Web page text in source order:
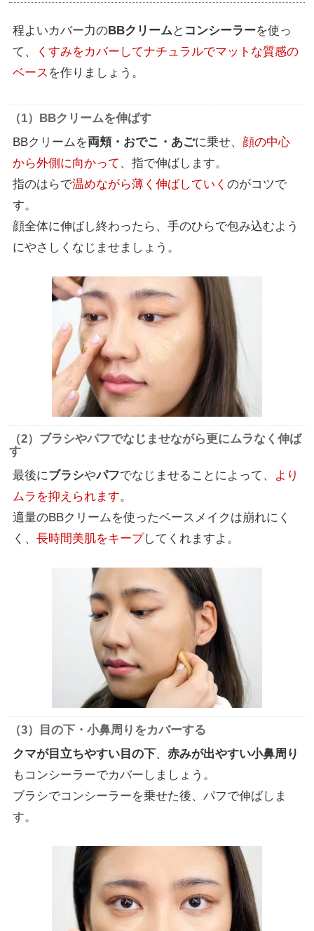
程よいカバー力のBBクリームと コンシーラーを使っ
て、
くすみをカバーしてナチュラルでマットな質感の
ベース を作りましょう。
（1）BBクリームを伸ばす
BBクリームを両頬・おでこ・あごに乗せ、 顔の中心
から外側に向かって 、指で伸ばします。
指のはらで温めながら薄く伸ばしていくのがコツで
す。
顔全体に伸ばし終わったら、手のひらで包み込むよう
にやさしくなじませましょう。
（2）ブラシやパフでなじませながら更にムラなく伸ば
す
最後にブラシやパフでなじませることによって、 より
ムラを抑えられます。
適量のBBクリームを使ったベースメイクは崩れにく
く、長時間美肌をキープしてくれますよ。
（3）目の下・小鼻周りをカバーする
クマが目立ちやすい目の下、赤みが出やすい小鼻周り
もコンシーラーでカバーしましょう。
ブラシでコンシーラーを乗せた後、パフで伸ばしま
す。